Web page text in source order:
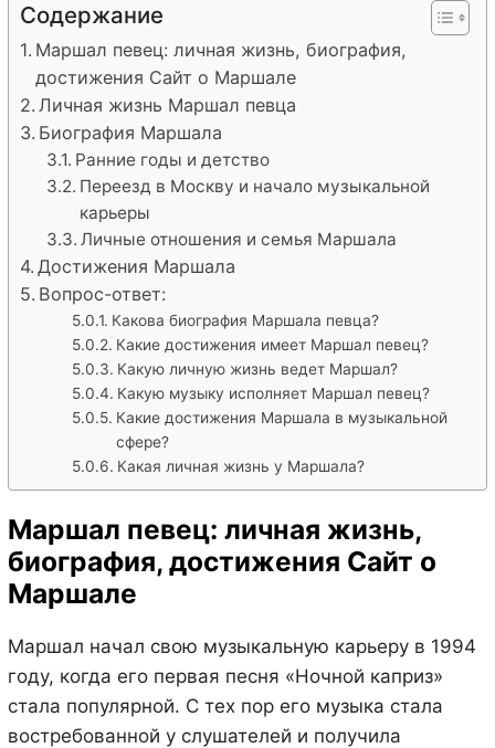
Содержание
Маршал певец: личная жизнь, биография,
достижения Сайт о Маршале
Личная жизнь Маршал певца
Биография Маршала
Ранние годы и детство
Переезд в Москву и начало музыкальной
карьеры
Личные отношения и семья Маршала
Достижения Маршала
Вопрос-ответ:
Какова биография Маршала певца?
Какие достижения имеет Маршал певец?
Какую личную жизнь ведет Маршал?
Какую музыку исполняет Маршал певец?
Какие достижения Маршала в музыкальной
сфере?
Какая личная жизнь у Маршала?
Маршал певец: личная жизнь,
биография, достижения Сайт о
Маршале
Маршал начал свою музыкальную карьеру в 1994
году, когда его первая песня «Ночной каприз»
стала популярной. С тех пор его музыка стала
востребованной у слушателей и получила